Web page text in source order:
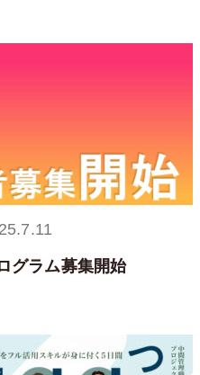
グラム募集開始